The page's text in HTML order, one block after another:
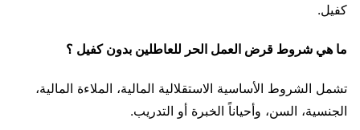
كفيل.
ما هي شروط قرض العمل الحر للعاطلين بدون كفيل ؟
تشمل الشروط الأساسية الاستقلالية المالية، الملاءة المالية،
الجنسية، السن، وأحياناً الخبرة أو التدريب.